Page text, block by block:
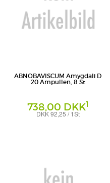
ABNOBAVISCUM Amygdali D
20 Ampullen, 8 St
738,00 DKK1
DKK 92,25 / 1St